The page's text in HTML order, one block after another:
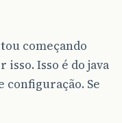
começando
isso. Isso é do java
configuração. Se